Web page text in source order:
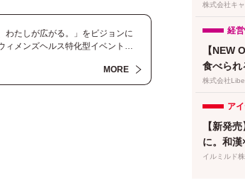
わたしが広がる。」をビジョンに
ィメンズヘルス特化型イベント
通じて、働く女性を支える環境づ
ます。さらに、フェムテック領域
MORE
やすくな
ト【第
株式会社キ
経
【NEW
食べられ
清澄白河
株式会社
ア
【新発
に。和
ムケア泡
イルミルド